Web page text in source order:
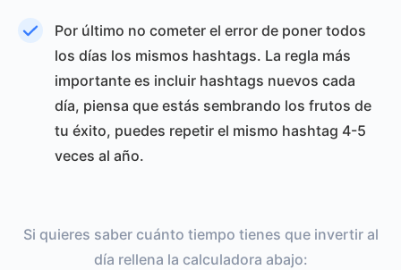
Por último no cometer el error de poner todos
los días los mismos hashtags. La regla más
importante es incluir hashtags nuevos cada
día, piensa que estás sembrando los frutos de
tu éxito, puedes repetir el mismo hashtag 4-5
veces al año.
Si quieres saber cuánto tiempo tienes que invertir al
día rellena la calculadora abajo: